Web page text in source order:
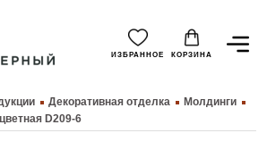
ИЗБРАННОЕ КОРЗИНА
Декоративная отделка
Молдинги
D209-6